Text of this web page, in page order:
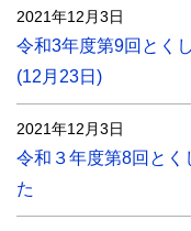
2021年12月3日
令和3年度第9回とく
(12月23日)
2021年12月3日
令和３年度第8回とく
た